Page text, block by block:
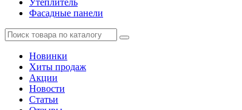
Фасадные панели
Новинки
Хиты продаж
Акции
Новости
Статьи